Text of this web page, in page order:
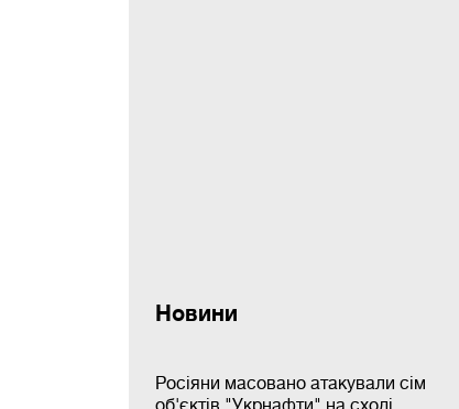
Новини
Росіяни масовано атакували сім